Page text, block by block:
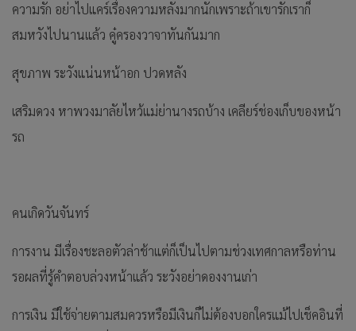
ความรัก อย่าไปแคร์เรื่องความหลังมากนักเพราะถ้าเขารักเราก็
สมหวังไปนานแล้ว คู๋ครองวาจาทันกันมาก
สุขภาพ ระวังแน่นหน้าอก ปวดหลัง
เสริมดวง หาพวงมาลัยไหว้แม่ย่านางรถบ้าง เคลียร์ช่องเก็บของหน้า
รถ
คนเกิดวันจันทร์
การงาน มีเรื่องชะลอตัวล่าช้าแต่ก็เป็นไปตามช่วงเทศกาลหรือท่าน
รอผลที่รู้คำตอบล่วงหน้าแล้ว ระวังอย่าดองงานเก่า
การเงิน มีใช้จ่ายตามสมควรหรือมีเงินก็ไม่ต้องบอกใครแม้ไปเช็คอินที่